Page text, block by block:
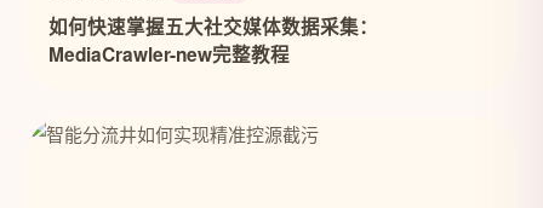
如何快速掌握五大社交媒体数据采集：
MediaCrawler-new完整教程